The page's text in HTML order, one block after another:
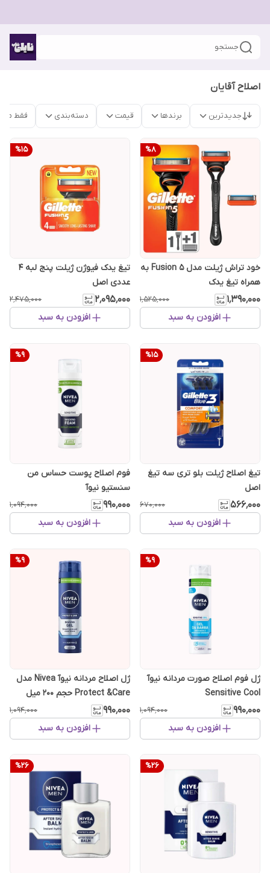
جستجو
اصلاح آقایان
جدیدترین برندها قیمت دسته‌بندی فقط
%8
خود تراش ژیلت مدل Fusion 5 به
همراه تیغ یدک
۱٬۳۹۰٬۰۰۰ ۱٬۵۲۵٬۰۰۰
افزودن به سبد
%15
تیغ یدک فیوژن ژیلت پنج لبه ۴
عددی اصل
۲٬۰۹۵٬۰۰۰ ۲٬۴۷۵٬۰۰۰
افزودن به سبد
%15
تیغ اصلاح ژیلت بلو تری سه تیغ
اصل
۵۶۶٬۰۰۰ ۶۷۰٬۰۰۰
افزودن به سبد
%9
فوم اصلاح پوست حساس من
سنستیو نیوآ
۹۹۰٬۰۰۰ ۱٬۰۹۴٬۰۰۰
افزودن به سبد
%9
ژل فوم اصلاح صورت مردانه نیوآ
Sensitive Cool
۹۹۰٬۰۰۰ ۱٬۰۹۴٬۰۰۰
افزودن به سبد
%9
ژل اصلاح مردانه نیوآ Nivea مدل
Protect &Care حجم 200 میل
۹۹۰٬۰۰۰ ۱٬۰۹۴٬۰۰۰
افزودن به سبد
%26
%26